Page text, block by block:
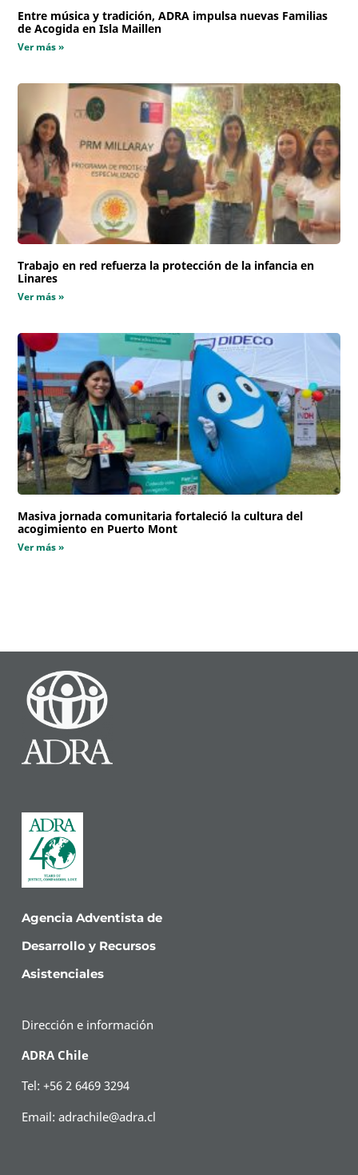
Entre música y tradición, ADRA impulsa nuevas Familias
de Acogida en Isla Maillen
Ver más »
Trabajo en red refuerza la protección de la infancia en
Linares
Ver más »
Masiva jornada comunitaria fortaleció la cultura del
acogimiento en Puerto Mont
Ver más »
Agencia Adventista de
Desarrollo y Recursos
Asistenciales
Dirección e información
ADRA Chile
Tel: +56 2 6469 3294
Email:adrachile@adra.cl